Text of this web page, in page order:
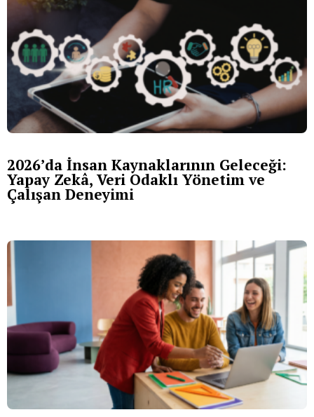
2026’da İnsan Kaynaklarının Geleceği:
Yapay Zekâ, Veri Odaklı Yönetim ve
Çalışan Deneyimi